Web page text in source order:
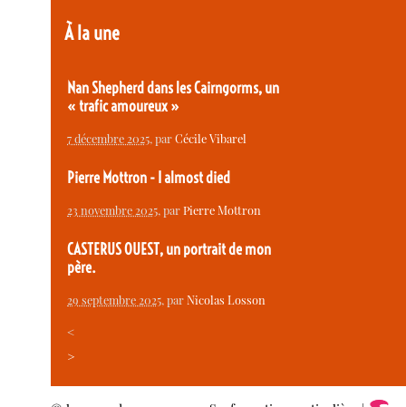
À la une
Nan Shepherd dans les Cairngorms, un
« trafic amoureux »
7 décembre 2025, parCécile Vibarel
Pierre Mottron - I almost died
23 novembre 2025, parPierre Mottron
CASTERUS OUEST, un portrait de mon
père.
29 septembre 2025, parNicolas Losson
<
>